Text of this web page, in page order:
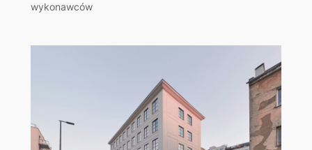
wykonawców